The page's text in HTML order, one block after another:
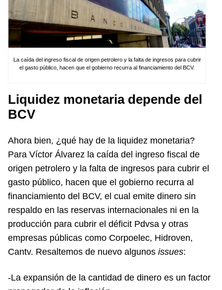
La caída del ingreso fiscal de origen petrolero y la falta de ingresos para cubrir
el gasto público, hacen que el gobierno recurra al financiamiento del BCV.
Liquidez monetaria depende del
BCV
Ahora bien, ¿qué hay de la liquidez monetaria?
Para Víctor Álvarez la caída del ingreso fiscal de
origen petrolero y la falta de ingresos para cubrir el
gasto público, hacen que el gobierno recurra al
financiamiento del BCV, el cual emite dinero sin
respaldo en las reservas internacionales ni en la
producción para cubrir el déficit Pdvsa y otras
empresas públicas como Corpoelec, Hidroven,
Cantv. Resaltemos de nuevo algunos issues:
-La expansión de la cantidad de dinero es un factor